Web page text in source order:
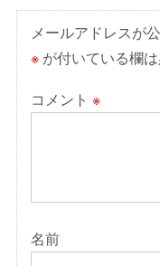
ョ
ンメールアドレスが
※が付いている欄
コメント ※
名前